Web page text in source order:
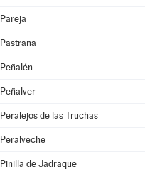
Pareja
Pastrana
Peñalén
Peñalver
Peralejos de las Truchas
Peralveche
Pinilla de Jadraque